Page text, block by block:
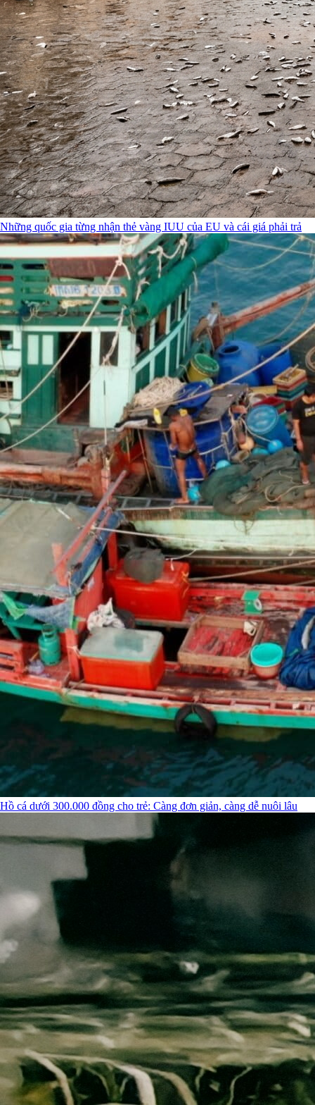
Những quốc gia từng nhận thẻ vàng IUU của EU và cái giá phải trả
Hồ cá dưới 300.000 đồng cho trẻ: Càng đơn giản, càng dễ nuôi lâu